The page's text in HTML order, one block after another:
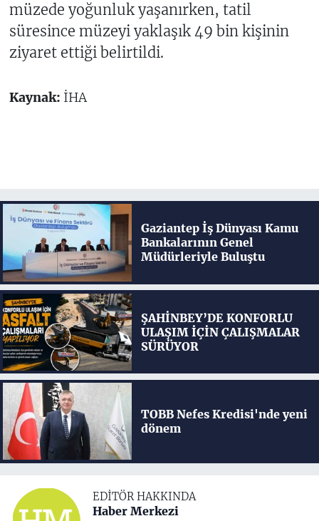
müzede yoğunluk yaşanırken, tatil
süresince müzeyi yaklaşık 49 bin kişinin
ziyaret ettiği belirtildi.
Kaynak: İHA
Gaziantep İş Dünyası Kamu
Bankalarının Genel
Müdürleriyle Buluştu
ŞAHİNBEY’DE KONFORLU
ULAŞIM İÇİN ÇALIŞMALAR
SÜRÜYOR
TOBB Nefes Kredisi'nde yeni
dönem
EDITÖR HAKKINDA
Haber Merkezi